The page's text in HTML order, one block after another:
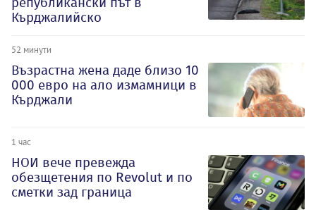
Кърджалийско
52 минути
Възрастна жена даде близо 10
000 евро на ало измамници в
Кърджали
1 час
НОИ вече превежда
обезщетения по Revolut и по
сметки зад граница